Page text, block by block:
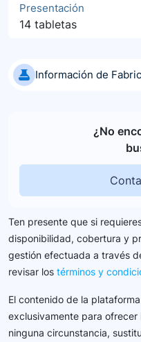
Presentación
14 tabletas
Información de
¿No
Ten presente que si
disponibilidad, cobertura y
gestión efectuada a través
revisar los términos y
El contenido de la
exclusivamente para
ninguna circunstancia,